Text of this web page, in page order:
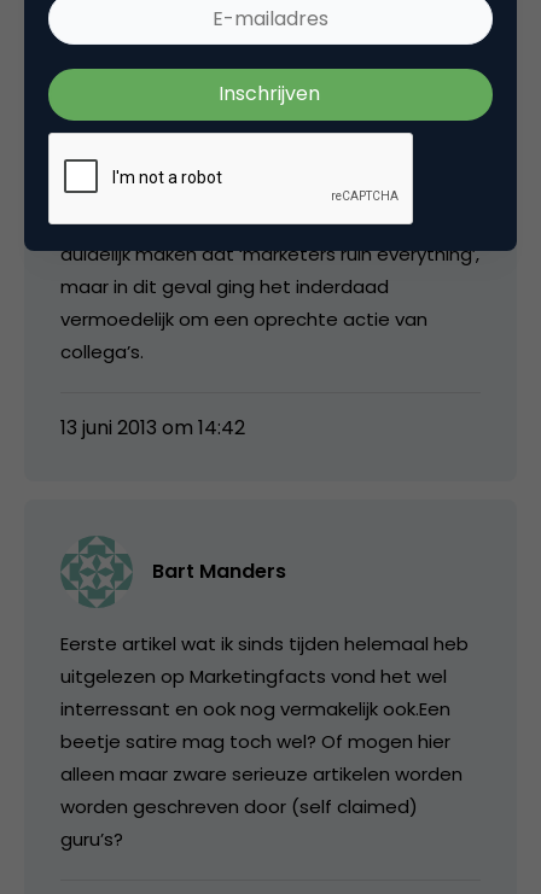
Edwin Vlems
Mijn welgemeende excuses als ik de verkeerde
voorbeelden en bewoordingen heb gebruikt. Ik
wilde slechts de stelling van Gary Vaynerchuck
duidelijk maken dat ‘marketers ruin everything’,
maar in dit geval ging het inderdaad
vermoedelijk om een oprechte actie van
collega’s.
13 juni 2013 om 14:42
Bart Manders
Eerste artikel wat ik sinds tijden helemaal heb
uitgelezen op Marketingfacts vond het wel
interressant en ook nog vermakelijk ook.Een
beetje satire mag toch wel? Of mogen hier
alleen maar zware serieuze artikelen worden
worden geschreven door (self claimed)
guru’s?